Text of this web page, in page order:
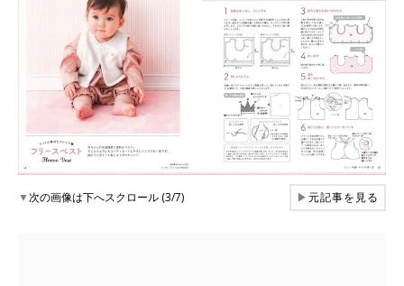
▼次の画像は下へスクロール (3/7) ▶元記事を見る